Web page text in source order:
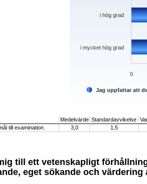
Jag uppfattar att
i mycket hög grad
i hög grad
0
Medelvärde Standardavvikelse
till examination.
3,0 1,5
till ett vetenskapligt
eget sökande och värdering